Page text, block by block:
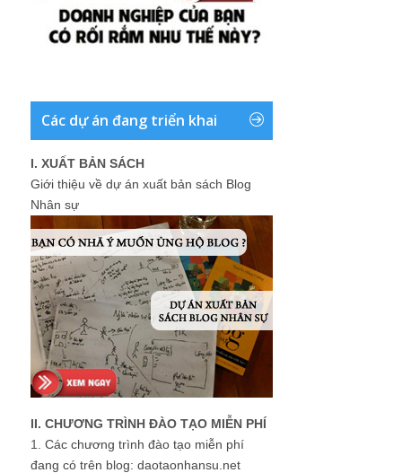
Các dự án đang triển khai
I. XUẤT BẢN SÁCH
Giới thiệu về dự án xuất bản sách Blog
Nhân sự
II. CHƯƠNG TRÌNH ĐÀO TẠO MIỄN PHÍ
1. Các chương trình đào tạo miễn phí
đang có trên blog: daotaonhansu.net